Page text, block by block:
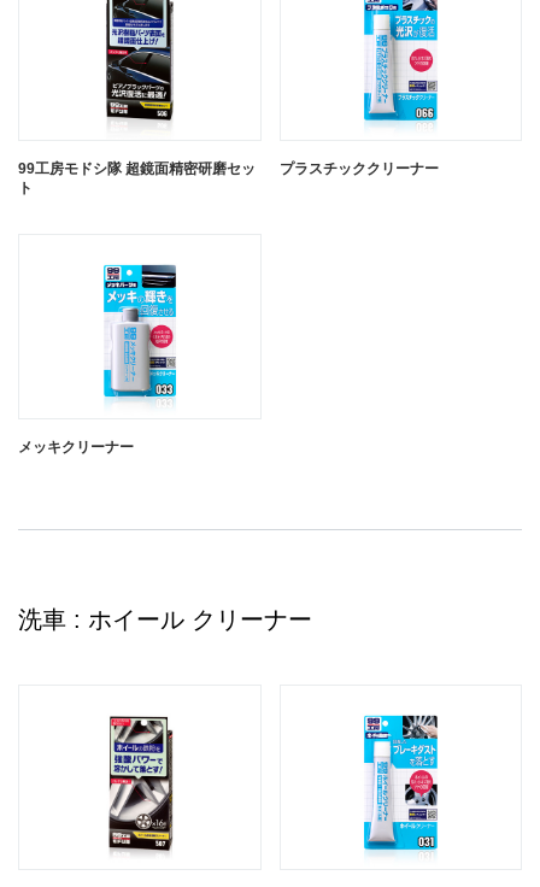
99工房モドシ隊 超鏡面精密研磨セッ
ト
プラスチッククリーナー
メッキクリーナー
洗車 : ホイール クリーナー